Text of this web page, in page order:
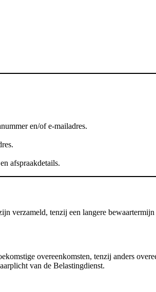
en/of e-mailadres.
afspraakdetails.
verzameld, tenzij een langere
overeenkomsten, tenzij anders
van de Belastingdienst.